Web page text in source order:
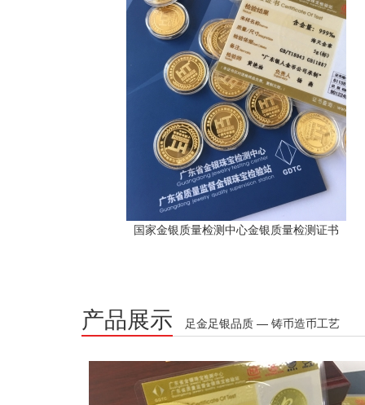
国家金银质量检测中心金银质量检测证书
产品展示 足金足银品质 — 铸币造币工艺